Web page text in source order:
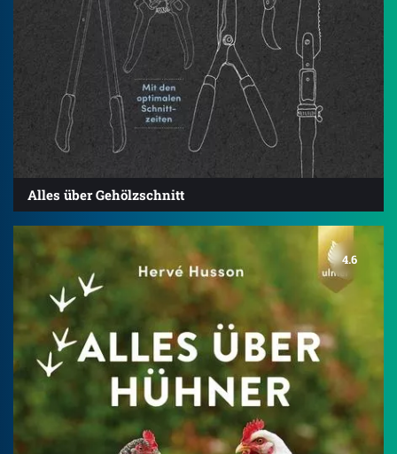
Alles über Gehölzschnitt
4.6